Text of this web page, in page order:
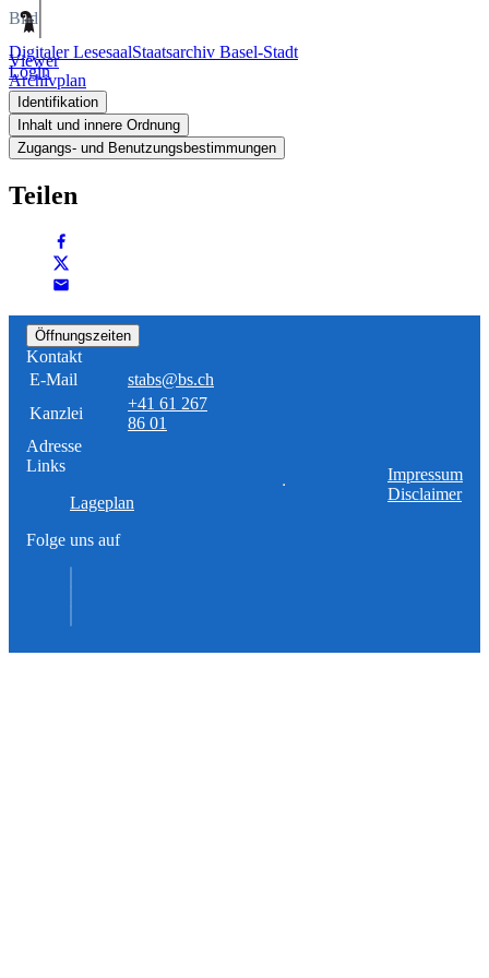
Digitaler LesesaalStaatsarchiv Basel-Stadt
Login
Bild
Viewer
Archivplan
Identifikation
Inhalt und innere Ordnung
Zugangs- und Benutzungsbestimmungen
Teilen
Öffnungszeiten
Kontakt
E-Mail
stabs@bs.ch
Kanzlei
+41 61 267
86 01
Adresse
Links
Lageplan
Folge uns auf
Impressum
Disclaimer